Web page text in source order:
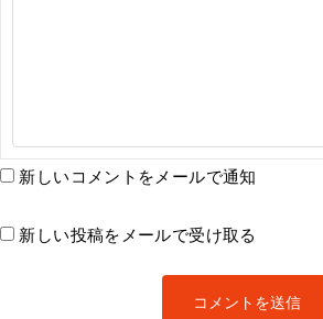
新しいコメントをメールで通知
新しい投稿をメールで受け取る